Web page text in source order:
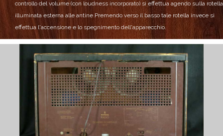
controllo del volume (con loudness incorporato) si effettua agendo sulla rotella
illuminata esterna alle antine.Premendo verso il basso tale rotella invece si
effettua l'accensione e lo spegnimento dell'apparecchio.